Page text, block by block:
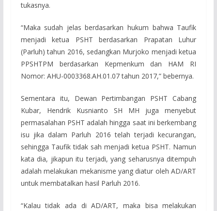
tukasnya.
“Maka sudah jelas berdasarkan hukum bahwa Taufik
menjadi ketua PSHT berdasarkan Prapatan Luhur
(Parluh) tahun 2016, sedangkan Murjoko menjadi ketua
PPSHTPM berdasarkan Kepmenkum dan HAM RI
Nomor: AHU-0003368.AH.01.07 tahun 2017,” bebernya.
Sementara itu, Dewan Pertimbangan PSHT Cabang
Kubar, Hendrik Kusnianto SH MH juga menyebut
permasalahan PSHT adalah hingga saat ini berkembang
isu jika dalam Parluh 2016 telah terjadi kecurangan,
sehingga Taufik tidak sah menjadi ketua PSHT. Namun
kata dia, jikapun itu terjadi, yang seharusnya ditempuh
adalah melakukan mekanisme yang diatur oleh AD/ART
untuk membatalkan hasil Parluh 2016.
“Kalau tidak ada di AD/ART, maka bisa melakukan